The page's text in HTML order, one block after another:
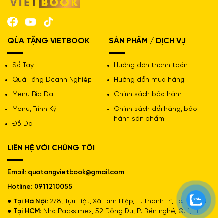
thuật tinh xảo, đây là sản phẩm được sinh ra để đồng
hành cùng các nhà lãnh đạo, các chuyên gia trong
những khoảnh khắc quan trọng nhất, nơi ấn tượng đầu
tiên có thể tạo nên sự khác biệt.
QÙA TẶNG VIETBOOK
Sổ Tay
Quà Tặng Doanh Nghiệp
Menu Bìa Da
Menu, Trình Ký
Đồ Da
SẢN PHẨM / DỊCH VỤ
Hướng dẫn thanh toán
Hướng dẫn mua hàng
Chính sách bảo hành
Chính sách đổi hàng, bảo
hành sản phẩm
LIÊN HỆ VỚI CHÚNG TÔI
Email: quatangvietbook@gmail.com
Hotline: 0911210055
● Tại Hà Nội: 278, Tựu Liệt, Xã Tam Hiệp, H. Thanh Trì, Tp. Hà Nội
● Tại HCM: Nhà Packsimex, 52 Đông Du, P. Bến nghé, Q. 1, TP.